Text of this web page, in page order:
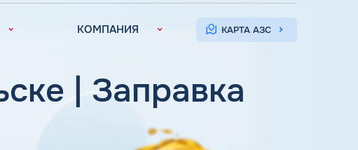
КОМПАНИЯ КАРТА АЗС
| Заправка